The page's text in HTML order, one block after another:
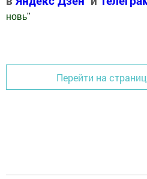
новь"
Перейти на